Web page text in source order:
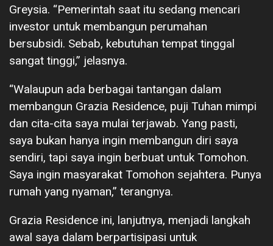
Greysia. “Pemerintah saat itu sedang mencari
investor untuk membangun perumahan
bersubsidi. Sebab, kebutuhan tempat tinggal
sangat tinggi,” jelasnya.
“Walaupun ada berbagai tantangan dalam
membangun Grazia Residence, puji Tuhan mimpi
dan cita-cita saya mulai terjawab. Yang pasti,
saya bukan hanya ingin membangun diri saya
sendiri, tapi saya ingin berbuat untuk Tomohon.
Saya ingin masyarakat Tomohon sejahtera. Punya
rumah yang nyaman,” terangnya.
Grazia Residence ini, lanjutnya, menjadi langkah
awal saya dalam berpartisipasi untuk